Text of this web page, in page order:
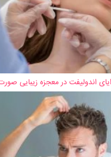
اندولیفت در معجزه زیبایی صورت